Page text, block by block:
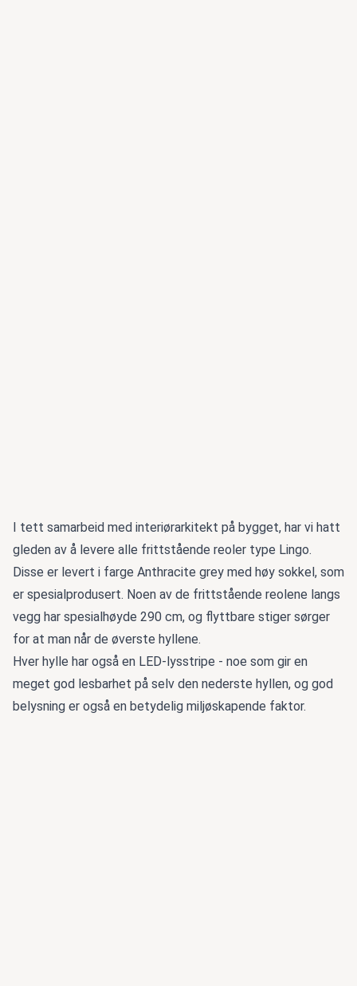
I tett samarbeid med interiørarkitekt på bygget, har vi hatt
gleden av å levere alle frittstående reoler type Lingo.
Disse er levert i farge Anthracite grey med høy sokkel, som
er spesialprodusert. Noen av de frittstående reolene langs
vegg har spesialhøyde 290 cm, og flyttbare stiger sørger
for at man når de øverste hyllene.
Hver hylle har også en LED-lysstripe - noe som gir en
meget god lesbarhet på selv den nederste hyllen, og god
belysning er også en betydelig miljøskapende faktor.